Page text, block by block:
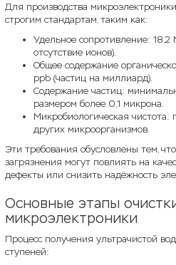
Для производства
строгим стандартам, таким как:
Удельное сопротивление: 18,2
отсутствие ионов).
Общее содержание
ppb (частиц на миллиард).
Содержание частиц:
размером более 0,1 микрона.
Микробиологическая чистота:
других микроорганизмов.
Эти требования обусловлены тем,
загрязнения могут повлиять на
дефекты или снизить надёжность
Основные этапы
микроэлектроники
Процесс получения ультрачистой
ступеней: